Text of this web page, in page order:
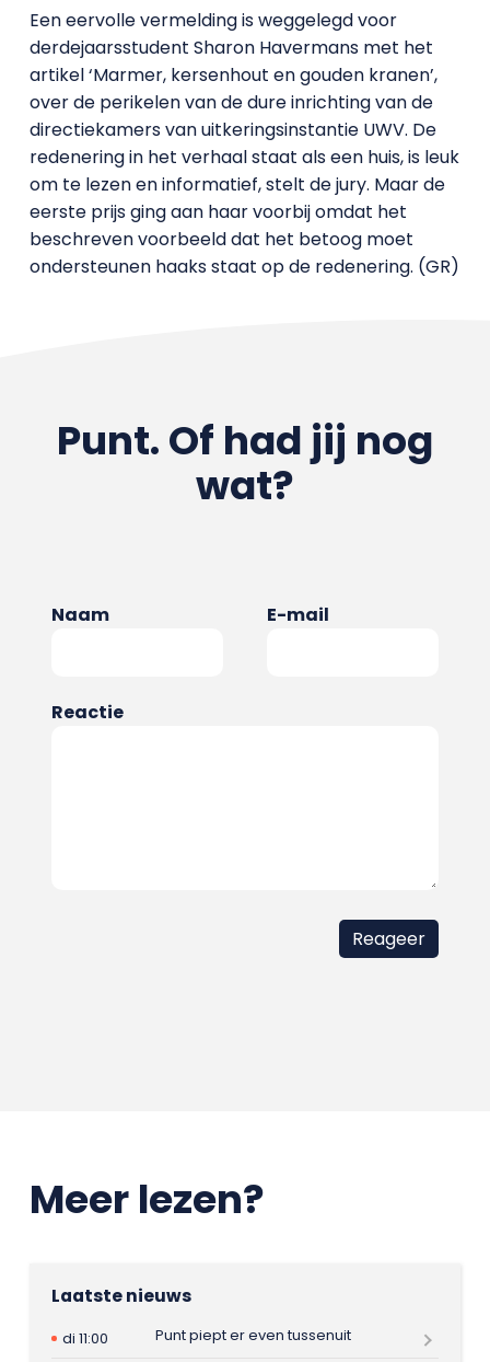
Een eervolle vermelding is weggelegd voor
derdejaarsstudent Sharon Havermans met het
artikel ‘Marmer, kersenhout en gouden kranen’,
over de perikelen van de dure inrichting van de
directiekamers van uitkeringsinstantie UWV. De
redenering in het verhaal staat als een huis, is leuk
om te lezen en informatief, stelt de jury. Maar de
eerste prijs ging aan haar voorbij omdat het
beschreven voorbeeld dat het betoog moet
ondersteunen haaks staat op de redenering. (GR)
Punt. Of had jij nog
wat?
Naam E-mail
Reactie
Meer lezen?
Laatste nieuws
di 11:00
Punt piept er even tussenuit